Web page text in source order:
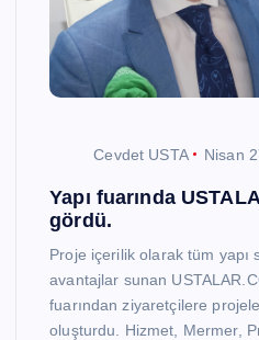
Cevdet USTA Nisan
Yapı fuarında
gördü.
Proje içerilik olarak tüm yapı
avantajlar sunan
fuarından ziyaretçilere
oluşturdu. Hizmet, Mermer,